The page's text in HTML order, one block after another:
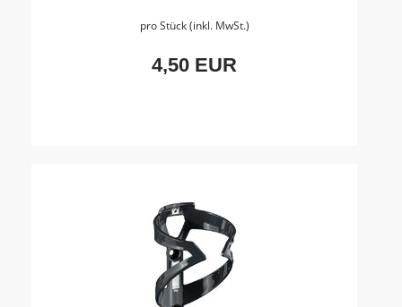
pro Stück (inkl. MwSt.)
4,50 EUR